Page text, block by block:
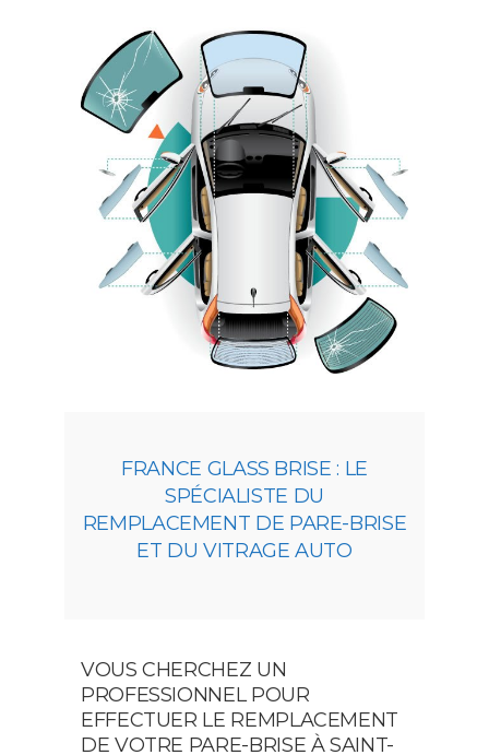
FRANCE GLASS BRISE : LE
SPÉCIALISTE DU
REMPLACEMENT DE PARE-BRISE
ET DU VITRAGE AUTO
VOUS CHERCHEZ UN
PROFESSIONNEL POUR
EFFECTUER LE REMPLACEMENT
DE VOTRE PARE-BRISE À SAINT-